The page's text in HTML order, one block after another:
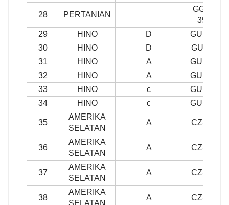
28 PERTANIAN
GGPL-
35R
29
HINO D
GUH-61
30
HINO D
GUH62
31
HINO A
GUH-65
32
HINO A
GUH-66
33
HINO c
GUH-68
34
HINO c GUH-73
35
AMERIKA
SELATAN
A CZ-101
36
AMERIKA
SELATAN
A CZ-210
37
AMERIKA
SELATAN
A CZ-225
38
AMERIKA
SELATAN
A CZ-231